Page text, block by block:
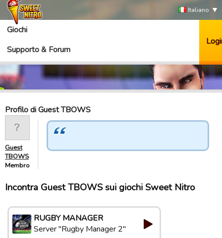
Italiano
Giochi
Supporto & Forum
Profilo di Guest TBOWS
Guest
TBOWS
Membro
Incontra Guest TBOWS sui giochi Sweet Nitro
RUGBY MANAGER
Server "Rugby Manager 2"